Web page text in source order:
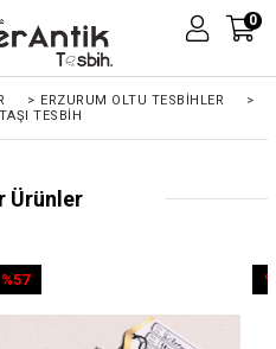
0
> ERZURUM OLTU TESBİHLER
>
TESBIH
Ürünler
%57İndirim